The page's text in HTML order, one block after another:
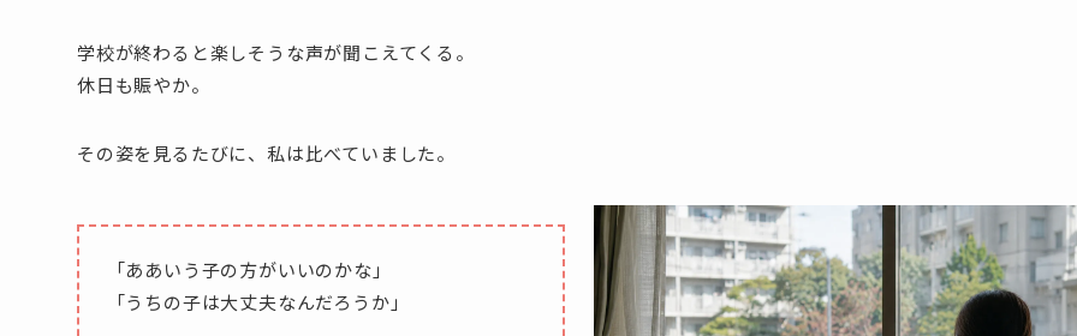
学校が終わると楽しそうな声が聞こえてくる。
休日も賑やか。
その姿を見るたびに、私は比べていました。
「ああいう子の方がいいのかな」
「うちの子は大丈夫なんだろうか」